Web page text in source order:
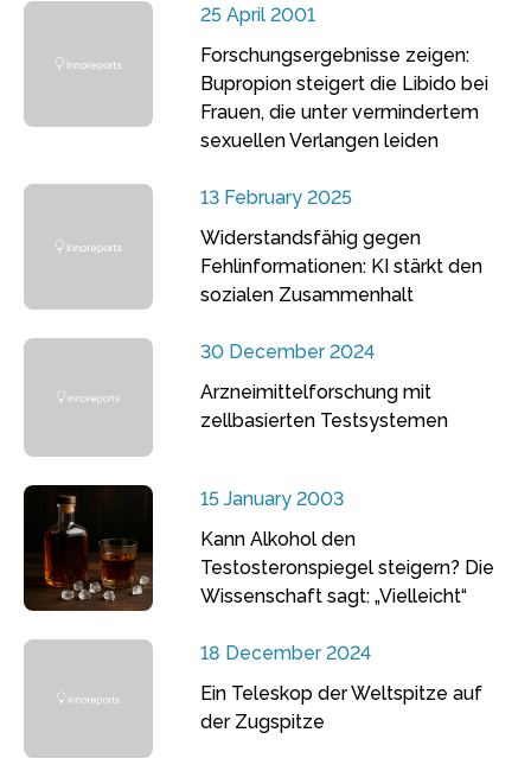
25 April 2001
Forschungsergebnisse zeigen:
Bupropion steigert die Libido bei
Frauen, die unter vermindertem
sexuellen Verlangen leiden
13 February 2025
Widerstandsfähig gegen
Fehlinformationen: KI stärkt den
sozialen Zusammenhalt
30 December 2024
Arzneimittelforschung mit
zellbasierten Testsystemen
15 January 2003
Kann Alkohol den
Testosteronspiegel steigern? Die
Wissenschaft sagt: „Vielleicht“
18 December 2024
Ein Teleskop der Weltspitze auf
der Zugspitze